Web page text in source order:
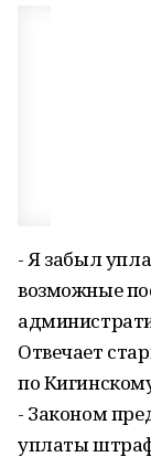
- Я забыл
возможные
Отвечает
по
- Законом
уплаты